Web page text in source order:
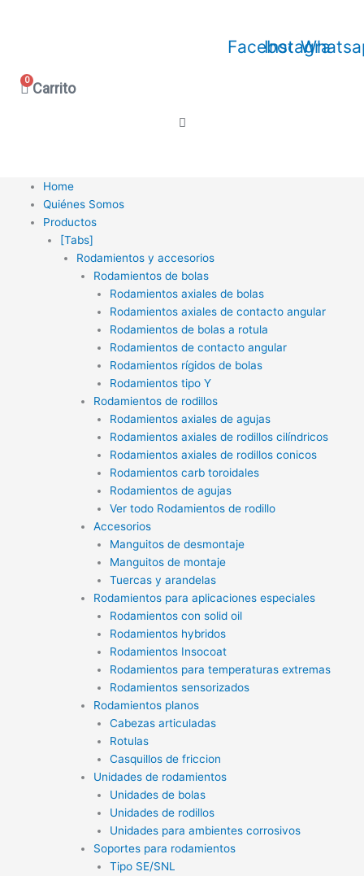
Facebook
Instagram
0 Carrito
Home
Quiénes Somos
Productos
[Tabs]
Rodamientos y accesorios
Rodamientos de bolas
Rodamientos axiales de bolas
Rodamientos axiales de contacto angular
Rodamientos de bolas a rotula
Rodamientos de contacto angular
Rodamientos rígidos de bolas
Rodamientos tipo Y
Rodamientos de rodillos
Rodamientos axiales de agujas
Rodamientos axiales de rodillos cilíndricos
Rodamientos axiales de rodillos conicos
Rodamientos carb toroidales
Rodamientos de agujas
Ver todo Rodamientos de rodillo
Accesorios
Manguitos de desmontaje
Manguitos de montaje
Tuercas y arandelas
Rodamientos para aplicaciones especiales
Rodamientos con solid oil
Rodamientos hybridos
Rodamientos Insocoat
Rodamientos para temperaturas extremas
Rodamientos sensorizados
Rodamientos planos
Cabezas articuladas
Rotulas
Casquillos de friccion
Unidades de rodamientos
Unidades de bolas
Unidades de rodillos
Unidades para ambientes corrosivos
Soportes para rodamientos
Tipo SE/SNL